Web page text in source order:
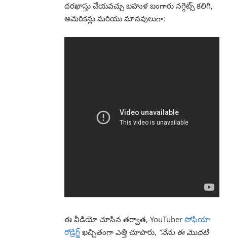
దరఖాస్తు చేయవచ్చు బహుళ బంగారు నగ్గెట్స్ కలిగి,
అమెరికన్లు మరియు మానవులుగా:
ఈ వీడియో చూసిన తర్వాత, YouTuber సోఫియా
రోడ్రిగ్జ్ ఖచ్చితంగా ఎత్తి చూపారు, “నేను ఈ మొదటి